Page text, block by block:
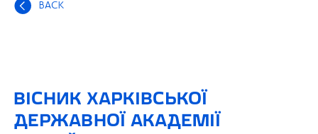
BACK
ВІСНИК ХАРКІВСЬКОЇ
ДЕРЖАВНОЇ АКАДЕМІЇ